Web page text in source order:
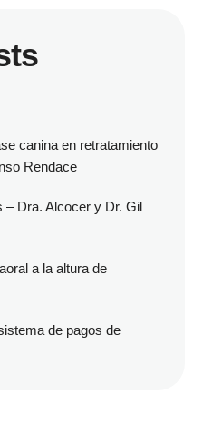
canina en retratamiento
Rendace
– Dra. Alcocer y Dr. Gil
a la altura de
de pagos de